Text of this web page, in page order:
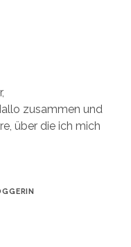
zusammen und
über die ich mich